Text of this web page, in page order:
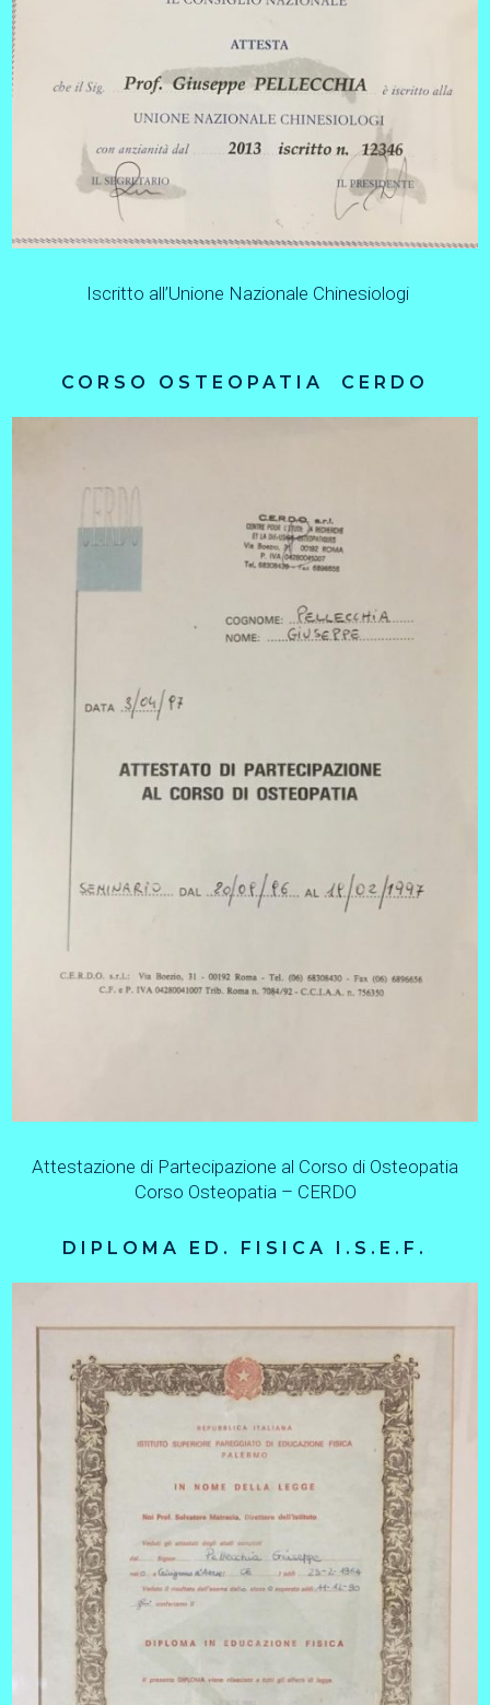
Iscritto all’Unione Nazionale Chinesiologi
CORSO OSTEOPATIA CERDO
Attestazione di Partecipazione al Corso di Osteopatia
Corso Osteopatia – CERDO
DIPLOMA ED. FISICA I.S.E.F.